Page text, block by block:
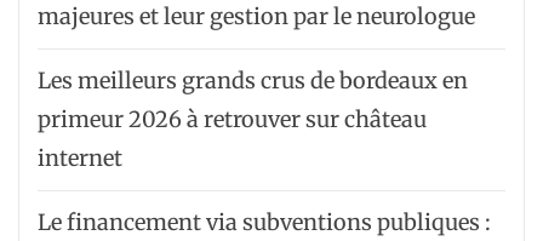
majeures et leur gestion par le neurologue
Les meilleurs grands crus de bordeaux en
primeur 2026 à retrouver sur château
internet
Le financement via subventions publiques :